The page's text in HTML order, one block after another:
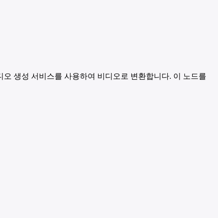
오 생성 서비스를 사용하여 비디오로 변환합니다. 이 노드를